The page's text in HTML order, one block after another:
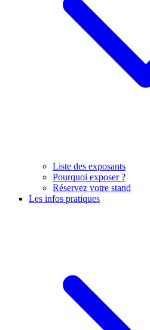
Liste des exposants
Pourquoi exposer ?
Réservez votre stand
Les infos pratiques